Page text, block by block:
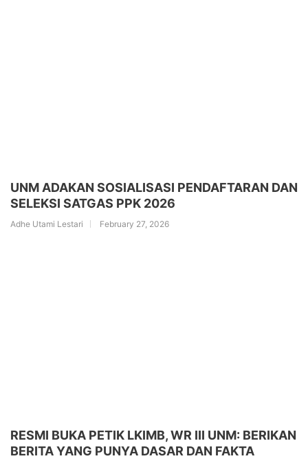
UNM ADAKAN SOSIALISASI PENDAFTARAN DAN
SELEKSI SATGAS PPK 2026
Adhe Utami Lestari February 27, 2026
RESMI BUKA PETIK LKIMB, WR III UNM: BERIKAN
BERITA YANG PUNYA DASAR DAN FAKTA